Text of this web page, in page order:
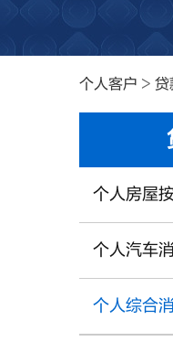
个人客户 > 贷
个人房屋
个人汽车
个人综合